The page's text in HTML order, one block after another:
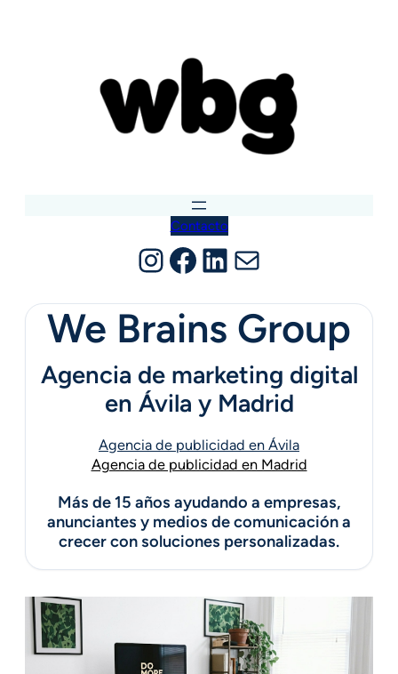
Contacto
Instagram
Facebook
LinkedIn
Correo electrónico
We Brains Group
Agencia de marketing digital
en Ávila y Madrid
Agencia de publicidad en Ávila
Agencia de publicidad en Madrid
Más de 15 años ayudando a empresas,
anunciantes y medios de comunicación a
crecer con soluciones personalizadas.